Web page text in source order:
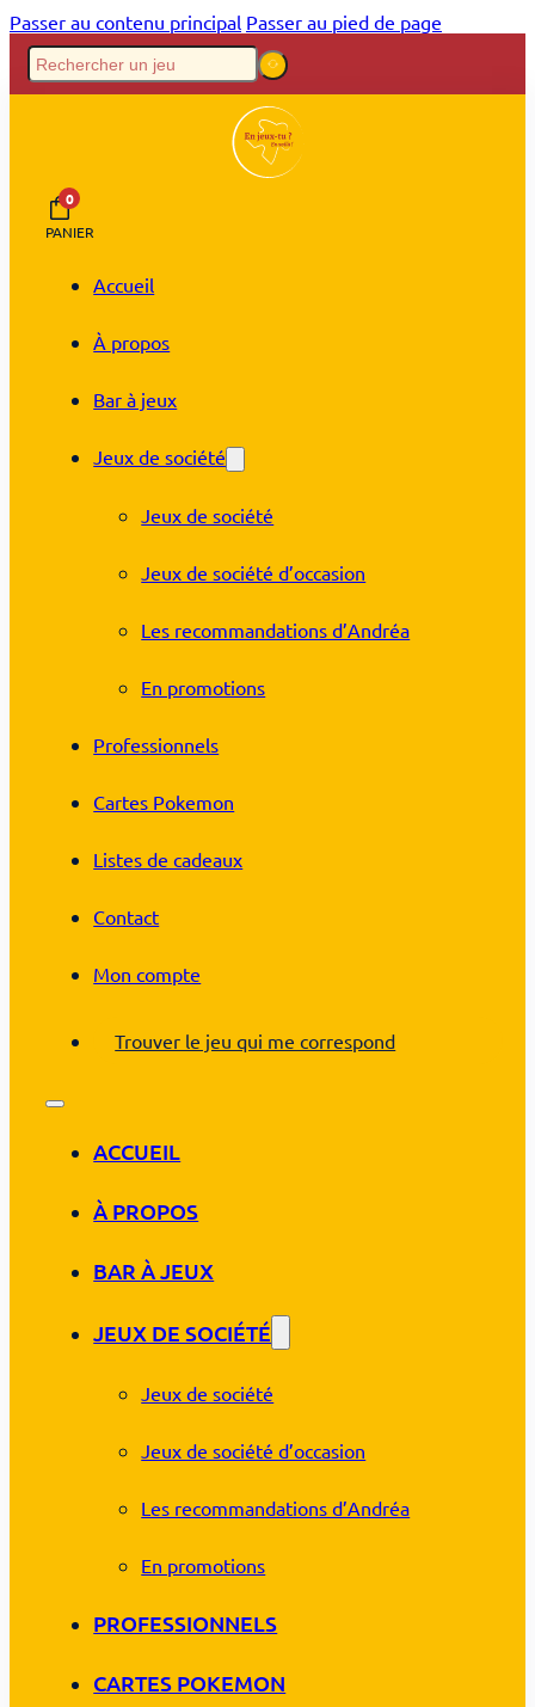
Passer au contenu principal Passer au pied de page
0
PANIER
Accueil
À propos
Bar à jeux
Jeux de société
Jeux de société
Jeux de société d’occasion
Les recommandations d’Andréa
En promotions
Professionnels
Cartes Pokemon
Listes de cadeaux
Contact
Mon compte
Trouver le jeu qui me correspond
ACCUEIL
À PROPOS
BAR À JEUX
JEUX DE SOCIÉTÉ
Jeux de société
Jeux de société d’occasion
Les recommandations d’Andréa
En promotions
PROFESSIONNELS
CARTES POKEMON